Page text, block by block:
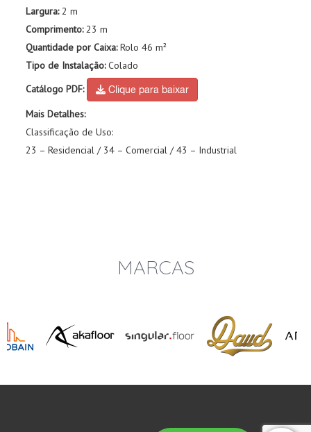
Largura:2 m
Comprimento:23 m
Quantidade por Caixa:Rolo 46 m²
Tipo de Instalação:Colado
Catálogo PDF:
Clique para baixar
Mais Detalhes:
Classificação de Uso:
23 – Residencial / 34 – Comercial / 43 – Industrial
MARCAS